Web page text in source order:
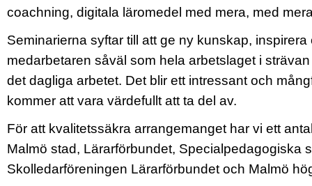
coachning, digitala läromedel med mera, med
Seminarierna syftar till att ge ny kunskap,
medarbetaren såväl som hela arbetslaget i
det dagliga arbetet. Det blir ett intressant och
kommer att vara värdefullt att ta del av.
För att kvalitetssäkra arrangemanget har vi ett
Malmö stad, Lärarförbundet, Specialpedagogiska
Skolledarföreningen Lärarförbundet och Malmö